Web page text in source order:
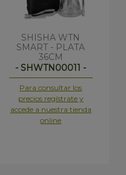
SHISHA WTN
SMART - PLATA
36CM
- SHWTN00011 -
Para consultar los
precios regístrate y
accede a nuestra tienda
online